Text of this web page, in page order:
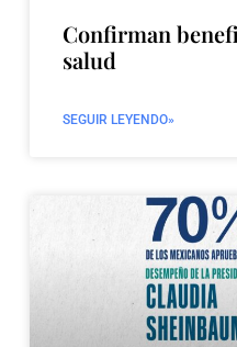
Confirman
salud
SEGUIR LEYENDO»